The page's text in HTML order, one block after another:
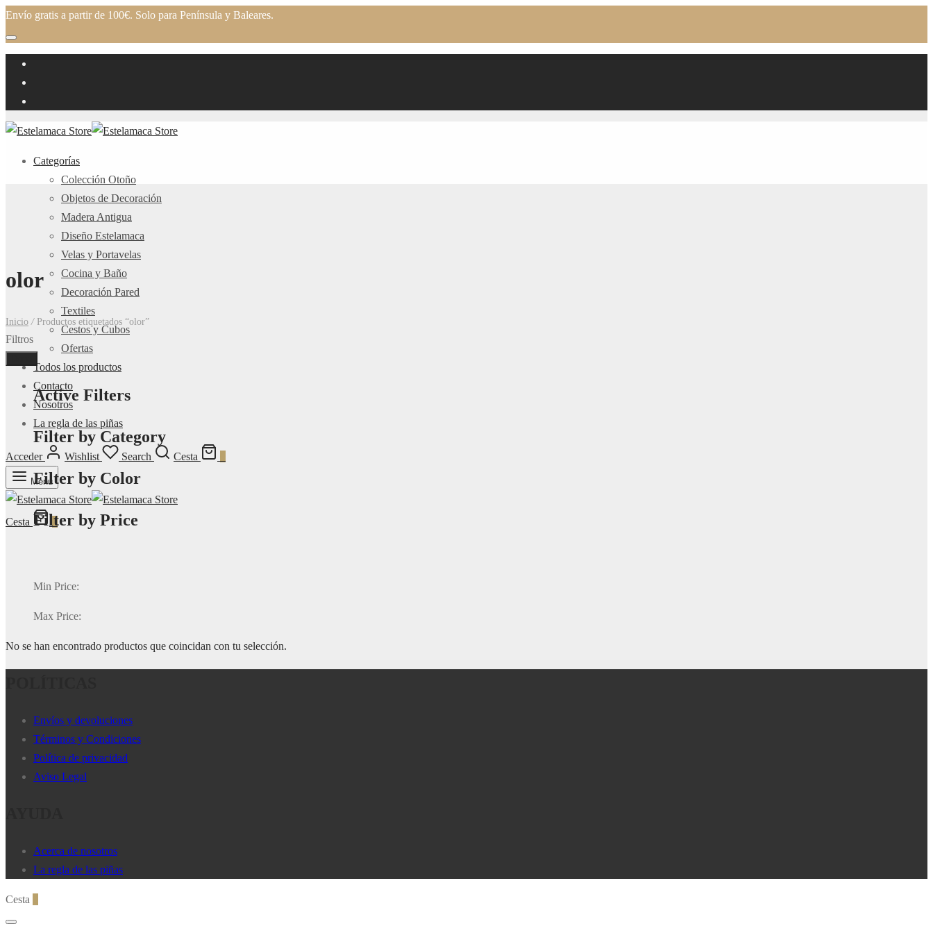
Envío gratis a partir de 100€. Solo para Península y Baleares.
Categorías
Colección Otoño
Objetos de Decoración
Madera Antigua
Diseño Estelamaca
Velas y Portavelas
Cocina y Baño
Decoración Pared
Textiles
Cestos y Cubos
Ofertas
Todos los productos
Contacto
Nosotros
La regla de las piñas
Acceder Wishlist Search Cesta
Menu
Cesta 0
olor
Inicio /Productos etiquetados “olor”
Filtros
Active Filters
Filter by Category
Filter by Color
Filter by Price
Min Price:
Max Price:
No se han encontrado productos que coincidan con tu selección.
Envíos y devoluciones
Términos y Condiciones
Política de privacidad
Aviso Legal
Acerca de nosotros
La regla de las piñas
Cesta